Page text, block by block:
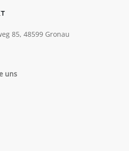
85, 48599 Gronau
uns